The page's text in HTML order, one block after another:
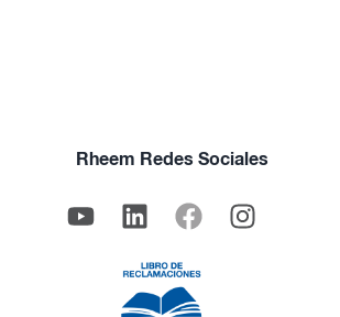
Rheem Redes Sociales